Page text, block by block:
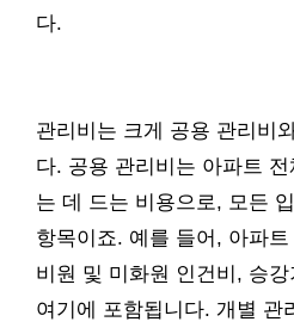
다.
관리비는 크게 공용 관리비
다. 공용 관리비는 아파트
는 데 드는 비용으로, 모든
항목이죠. 예를 들어, 아파
비원 및 미화원 인건비, 승
여기에 포함됩니다. 개별 관